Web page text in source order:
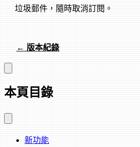
垃圾郵件，隨時取消訂閱。
← 版本紀錄
本頁目錄
新功能